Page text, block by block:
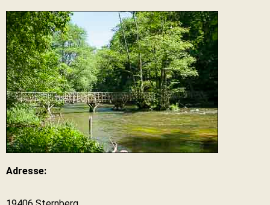
Adresse: